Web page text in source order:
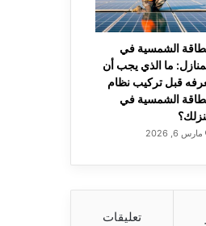
الشمسية في
ما الذي يجب أن
قبل تركيب نظام
الشمسية في
مارس 6, 2026
تعليقات